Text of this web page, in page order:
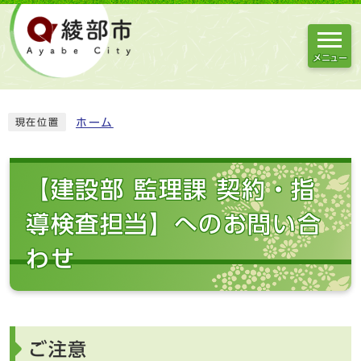
メニュー
現在位置 ホーム
【建設部 監理課 契約・指
導検査担当】へのお問い合
わせ
ご注意